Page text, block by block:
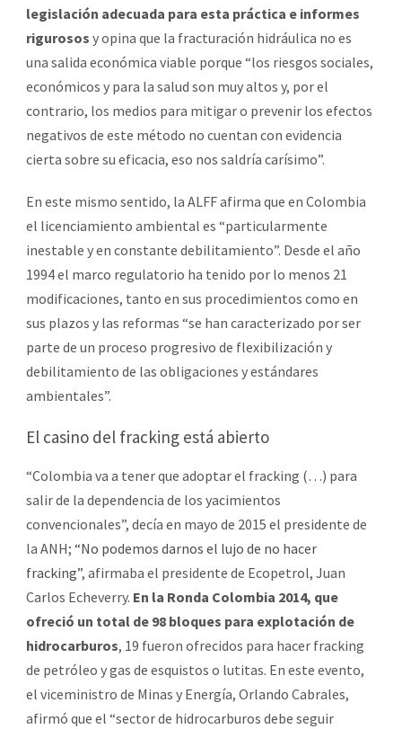
legislación adecuada para esta práctica e informes
rigurosos y opina que la fracturación hidráulica no es
una salida económica viable porque “los riesgos sociales,
económicos y para la salud son muy altos y, por el
contrario, los medios para mitigar o prevenir los efectos
negativos de este método no cuentan con evidencia
cierta sobre su eficacia, eso nos saldría carísimo”.
En este mismo sentido, la ALFF afirma que en Colombia
el licenciamiento ambiental es “particularmente
inestable y en constante debilitamiento”. Desde el año
1994 el marco regulatorio ha tenido por lo menos 21
modificaciones, tanto en sus procedimientos como en
sus plazos y las reformas “se han caracterizado por ser
parte de un proceso progresivo de flexibilización y
debilitamiento de las obligaciones y estándares
ambientales”.
El casino del fracking está abierto
“Colombia va a tener que adoptar el fracking (…) para
salir de la dependencia de los yacimientos
convencionales”, decía en mayo de 2015 el presidente de
la ANH; “No podemos darnos el lujo de no hacer
fracking”, afirmaba el presidente de Ecopetrol, Juan
Carlos Echeverry. En la Ronda Colombia 2014, que
ofreció un total de 98 bloques para explotación de
hidrocarburos, 19 fueron ofrecidos para hacer fracking
de petróleo y gas de esquistos o lutitas. En este evento,
el viceministro de Minas y Energía, Orlando Cabrales,
afirmó que el “sector de hidrocarburos debe seguir